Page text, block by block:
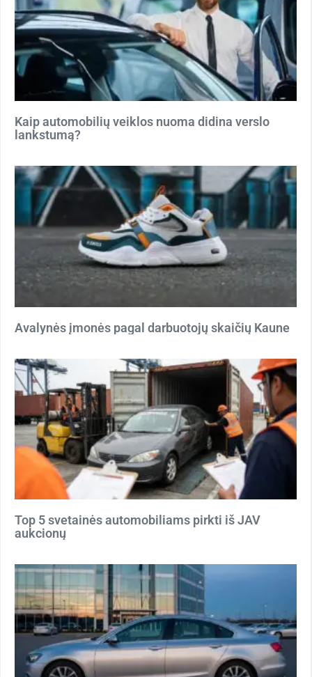
Kaip automobilių veiklos nuoma didina verslo
lankstumą?
Avalynės įmonės pagal darbuotojų skaičių Kaune
Top 5 svetainės automobiliams pirkti iš JAV
aukcionų